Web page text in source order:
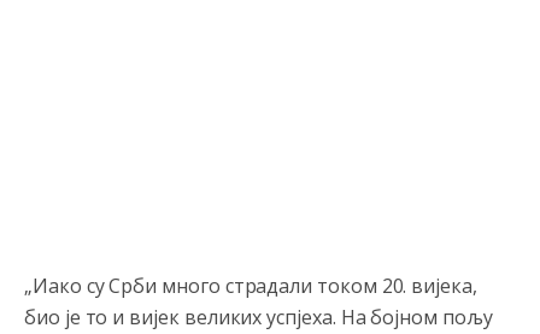
„Иако су Срби много страдали током 20. вијека,
био је то и вијек великих успјеха. На бојном пољу
Анонимно2806773 8/6/2026 6:56